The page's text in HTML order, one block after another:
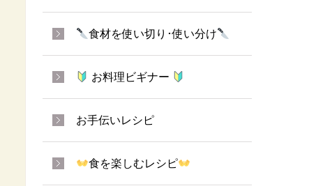
食材を使い切り･使い分け
お料理ビギナー
お手伝いレシピ
食を楽しむレシピ